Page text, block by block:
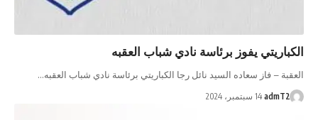
الكباريتي يفوز برئاسة نادي شباب العقبه
العقبة – فاز سعاده السيد نائل رجا الكباريتي برئاسة نادي شباب العقبه…
admT2 14 سبتمبر، 2024